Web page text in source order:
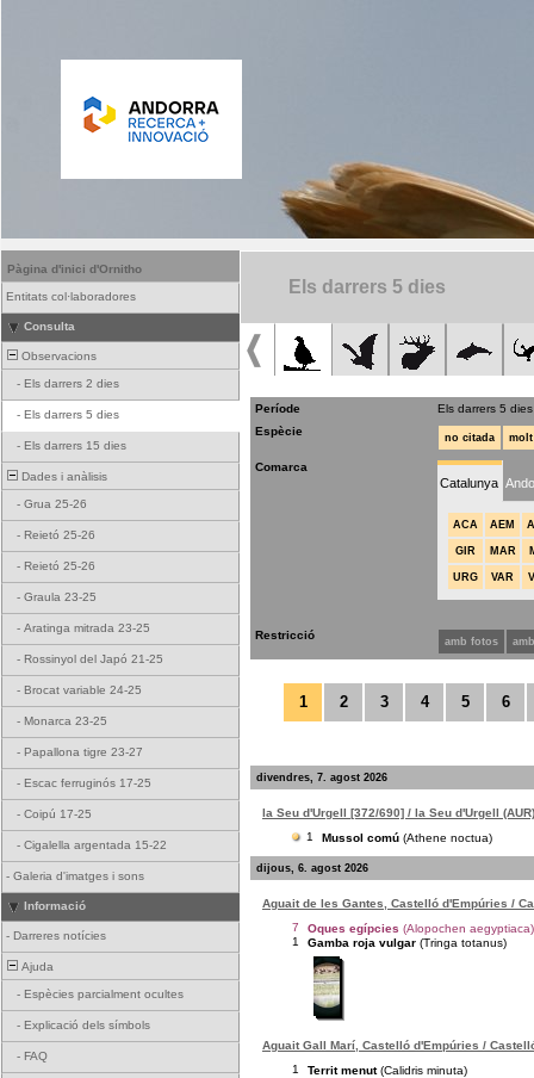
Pàgina d'inici d'Ornitho
Entitats col·laboradores
Consulta
Observacions
- Els darrers 2 dies
- Els darrers 5 dies
- Els darrers 15 dies
Dades i anàlisis
- Grua 25-26
- Reietó 25-26
- Reietó 25-26
- Graula 23-25
- Aratinga mitrada 23-25
- Rossinyol del Japó 21-25
- Brocat variable 24-25
- Monarca 23-25
- Papallona tigre 23-27
- Escac ferruginós 17-25
- Coipú 17-25
- Cigalella argentada 15-22
- Galeria d'imatges i sons
Informació
- Darreres notícies
Ajuda
- Espècies parcialment ocultes
- Explicació dels símbols
- FAQ
Els darrers 5 dies
Període
Els darrers 5 dies
Espècie
no citada
Comarca
Catalunya
ACA AEM
GIR MAR
URG VAR
Restricció amb fotos
1 2 3 4 5 6
divendres, 7. agost 2026
la Seu d'Urgell [372/690] / la Seu d'Urgell (AUR)
1
Mussol comú (Athene noctua)
dijous, 6. agost 2026
Aguait de les Gantes, Castelló d'Empúries /
7
Oques egípcies (Alopochen aegyptiaca)
1
Gamba roja vulgar (Tringa totanus)
Aguait Gall Marí, Castelló d'Empúries /
1
Territ menut (Calidris minuta)